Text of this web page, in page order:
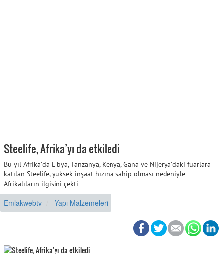
Steelife, Afrika’yı da etkiledi
Bu yıl Afrika’da Libya, Tanzanya, Kenya, Gana ve Nijerya’daki fuarlara
katılan Steelife, yüksek inşaat hızına sahip olması nedeniyle
Afrikalıların ilgisini çekti
Emlakwebtv Yapı Malzemeleri